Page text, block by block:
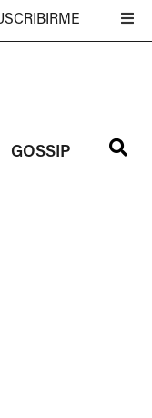
GOSSIP